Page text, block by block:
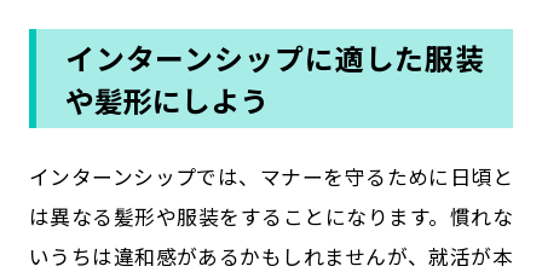
インターンシップに適した服装
や髪形にしよう
インターンシップでは、マナーを守るために日頃と
は異なる髪形や服装をすることになります。慣れな
いうちは違和感があるかもしれませんが、就活が本